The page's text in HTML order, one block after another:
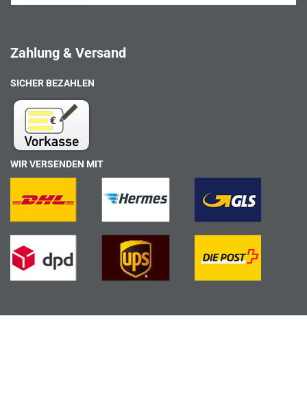
Zahlung & Versand
SICHER BEZAHLEN
WIR VERSENDEN MIT